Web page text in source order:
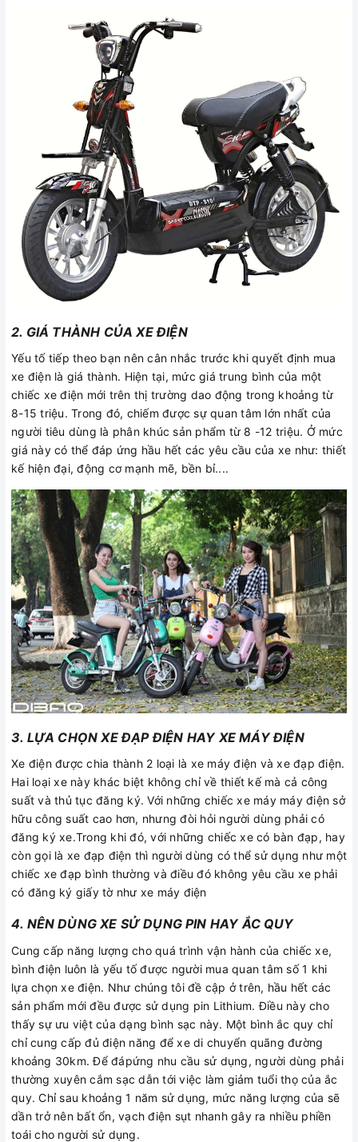
2. GIÁ THÀNH CỦA XE ĐIỆN
Yếu tố tiếp theo bạn nên cân nhắc trước khi quyết định mua
xe điện là giá thành. Hiện tại, mức giá trung bình của một
chiếc xe điện mới trên thị trường dao động trong khoảng từ
8-15 triệu. Trong đó, chiếm được sự quan tâm lớn nhất của
người tiêu dùng là phân khúc sản phẩm từ 8 -12 triệu. Ở mức
giá này có thể đáp ứng hầu hết các yêu cầu của xe như: thiết
kế hiện đại, động cơ mạnh mẽ, bền bỉ....
3. LỰA CHỌN XE ĐẠP ĐIỆN HAY XE MÁY ĐIỆN
Xe điện được chia thành 2 loại là xe máy điện và xe đạp điện.
Hai loại xe này khác biệt không chỉ về thiết kế mà cả công
suất và thủ tục đăng ký. Với những chiếc xe máy máy điện sở
hữu công suất cao hơn, nhưng đòi hỏi người dùng phải có
đăng ký xe.Trong khi đó, với những chiếc xe có bàn đạp, hay
còn gọi là xe đạp điện thì người dùng có thể sử dụng như một
chiếc xe đạp bình thường và điều đó không yêu cầu xe phải
có đăng ký giấy tờ như xe máy điện
4. NÊN DÙNG XE SỬ DỤNG PIN HAY ẮC QUY
Cung cấp năng lượng cho quá trình vận hành của chiếc xe,
bình điện luôn là yếu tố được người mua quan tâm số 1 khi
lựa chọn xe điện. Như chúng tôi đề cập ở trên, hầu hết các
sản phẩm mới đều được sử dụng pin Lithium. Điều này cho
thấy sự ưu việt của dạng bình sạc này. Một bình ắc quy chỉ
chỉ cung cấp đủ điện năng để xe di chuyển quãng đường
khoảng 30km. Để đápứng nhu cầu sử dụng, người dùng phải
thường xuyên cắm sạc dẫn tới việc làm giảm tuổi thọ của ắc
quy. Chỉ sau khoảng 1 năm sử dụng, mức năng lượng của sẽ
dần trở nên bất ổn, vạch điện sụt nhanh gây ra nhiều phiền
toái cho người sử dụng.